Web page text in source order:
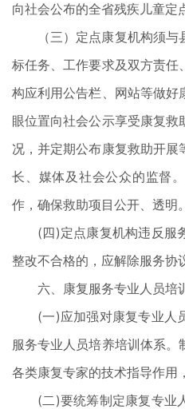
向社会公布的全省残疾儿童定
（三）定点康复机构须
标任务、工作要求及双方责
构应利用公告栏、网站等做好
眼位置向社会公示享受康复
况，并定期公布康复救助开
长、媒体及社会公众的监督
作，确保救助项目公开、透明。
(四)定点康复机构违反服
整改不合格的，应解除服务协
六、康复服务专业人员培
(一)应加强对康复专业人
服务专业人员培养培训体系
各类康复专家的技术指导作用
(二)要统筹制定康复专业